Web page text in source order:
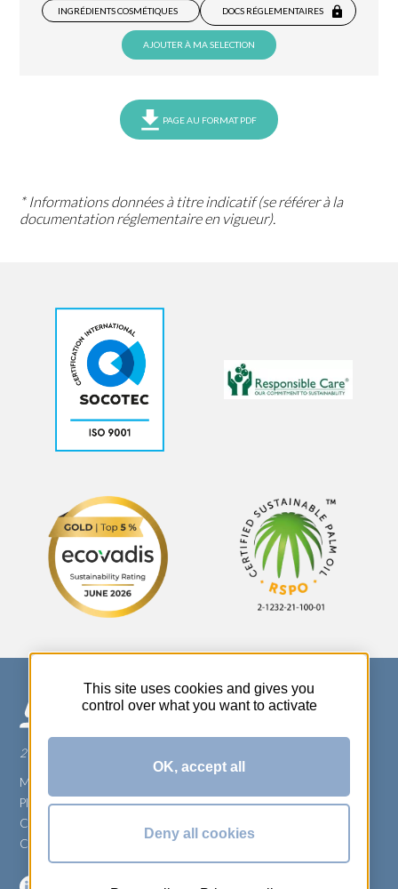
INGRÉDIENTS COSMÉTIQUES DOCS RÉGLEMENTAIRES
AJOUTER À MA SELECTION
PAGE AU FORMAT PDF
* Informations données à titre indicatif (se référer à la
documentation réglementaire en vigueur).
270 Rue Thérèse Planiol - 37310 TAUXIGNY
Mentions légales
Plan du site
Carrière
Conditions générales de vente
This site uses cookies and gives you
control over what you want to activate
OK, accept all
Deny all cookies